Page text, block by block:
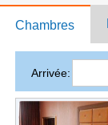
Chambres
Arrivée: